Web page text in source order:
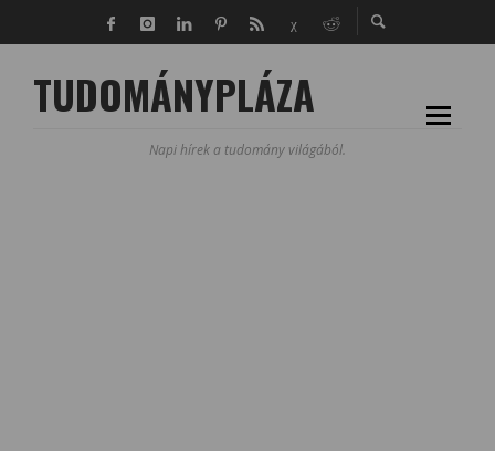
TUDOMÁNYPLÁZA
Napi hírek a tudomány világából.